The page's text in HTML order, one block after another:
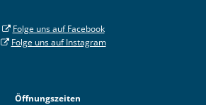
Folge uns auf Facebook
Folge uns auf Instagram
Öffnungszeiten